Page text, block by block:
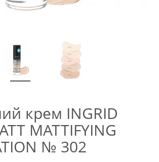
крем INGRID
MATTIFYING
№ 302